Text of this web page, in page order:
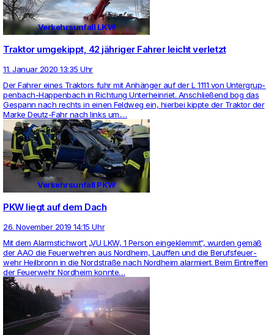
Verkehrsunfall LKW
Traktor umgekippt, 42 jähriger Fahrer leicht verletzt
11. Januar 2020 13:35 Uhr
Der Fahrer eines Trak­tors fuhr mit Anhänger auf der L 1111 von Unter­grup­
pen­bach-Hap­pen­bach in Rich­tung Unter­hein­riet. Anschließend bog das
Gespann nach rechts in einen Feldweg ein, hierbei kippte der Traktor der
Marke Deutz-Fahr nach links um.…
Verkehrsunfall PKW
PKW liegt auf dem Dach
26. November 2019 14:15 Uhr
Mit dem Alarm­stich­wort „VU LKW, 1 Person ein­ge­klemmt“, wurden gemäß
der AAO die Feu­er­wehren aus Nord­heim, Lauffen und die Berufs­feu­er­
wehr Heil­bronn in die Nord­straße nach Nord­heim alar­miert. Beim Ein­treffen
der Feu­er­wehr Nord­heim konnte…